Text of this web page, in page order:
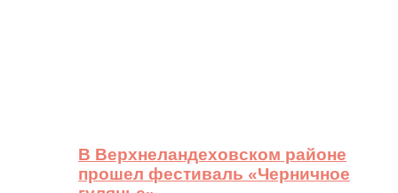
В Верхнеландеховском районе
прошел фестиваль «Черничное